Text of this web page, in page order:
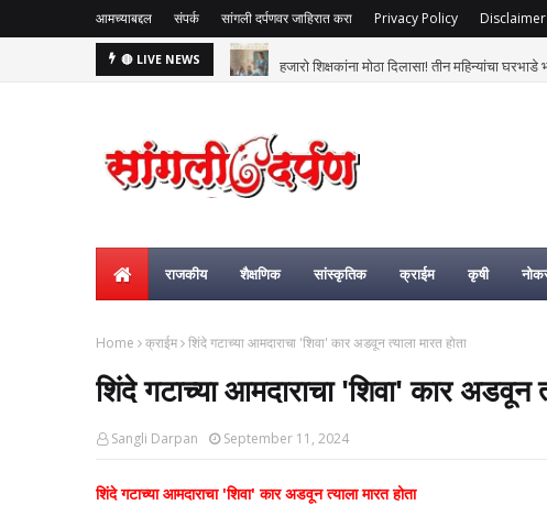
आमच्याबद्दल संपर्क सांगली दर्पणवर जाहिरात करा Privacy Policy Disclaimer
🔴 LIVE NEWS हजारो शिक्षकांना मोठा दिलासा! तीन महिन्यांचा
राजकीय शैक्षणिक सांस्कृतिक क्राईम कृषी
Home क्राईम शिंदे गटाच्या आमदाराचा 'शिवा' कार अडवून त्याला मारत होता
शिंदे गटाच्या आमदाराचा 'शिवा' कार अडवून
Sangli Darpan September 11, 2024
शिंदे गटाच्या आमदाराचा 'शिवा' कार अडवून त्याला मारत होता